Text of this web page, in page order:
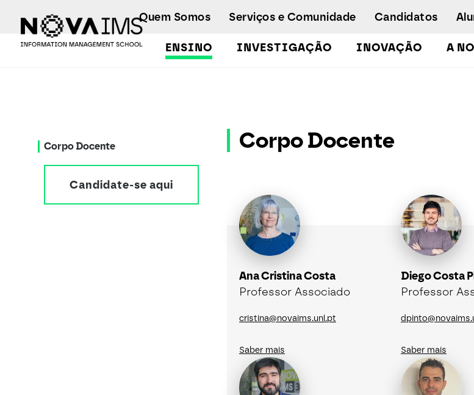
ENSINO
Doutoramento em Gestão
Empregabilidade
Concurso especial -
INVESTIGAÇÃO INOVAÇÃO A
Quem Somos Serviços e Comunidade Candidatos
Corpo Docente
Candidate-se aqui
Corpo Docente
Ana Cristina Costa
Professor Associado
cristina@novaims.unl.pt
Saber mais
Diego Costa
Professor
Saber mais